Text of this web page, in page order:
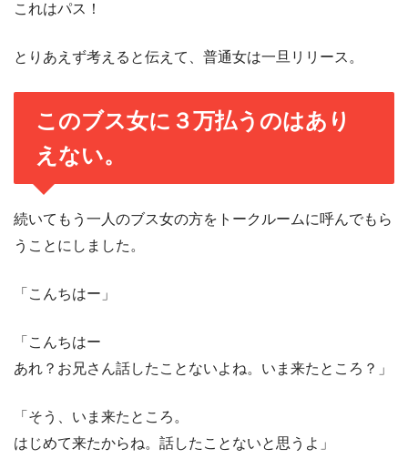
これはパス！
とりあえず考えると伝えて、普通女は一旦リリース。
このブス女に３万払うのはあり
えない。
続いてもう一人のブス女の方をトークルームに呼んでもら
うことにしました。
「こんちはー」
「こんちはー
あれ？お兄さん話したことないよね。いま来たところ？」
「そう、いま来たところ。
はじめて来たからね。話したことないと思うよ」